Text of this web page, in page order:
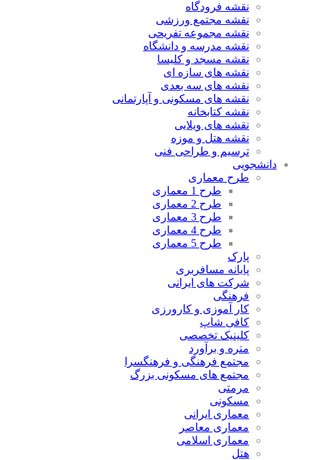
نقشه فرودگاه
نقشه مجتمع ورزشی
نقشه مجموعه تفریحی
نقشه مدرسه و دانشگاه
نقشه مسجد و کلیسا
نقشه های سازه ای
نقشه های سه بعدی
نقشه های مسکونی و آپارتمانی
نقشه کتابخانه
نقشه های ویلایی
نقشه هتل و موزه
ترسیم و طراحی فنی
دانشجویی
طرح معماری
طرح 1 معماری
طرح 2 معماری
طرح 3 معماری
طرح 4 معماری
طرح 5 معماری
پارک
پایانه مسافربری
شرکت های ایرانی
فرهنگی
کار آموزی و کارورزی
کافی شاپ
کلینیک تخصصی
متره و برآورد
مجتمع فرهنگی و فرهنگسرا
مجتمع های مسکونی بزرگ
مرمتی
مسکونی
معماری ایرانی
معماری معاصر
معماری اسلامی
هتل